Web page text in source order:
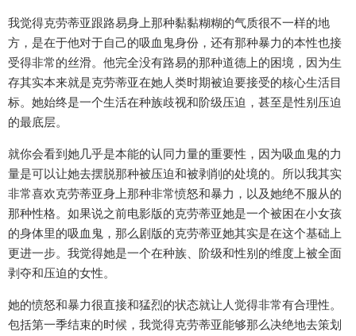
我觉得克劳蒂亚跟路易身上那种黏黏糊糊的气质很不一样的地
方，是在于他对于自己的吸血鬼身份，还有那种暴力的本性也接
受得非常的丝滑。他完全没有路易的那种道德上的困境，因为生
存其实本来就是克劳蒂亚在她人类时期被迫要接受的核心生活目
标。她始终是一个生活在种族歧视和阶级压迫，甚至是性别压迫
的最底层。
就你会看到她几乎是本能的认同力量的重要性，因为吸血鬼的力
量是可以让她去摆脱那种被压迫和被剥削的处境的。所以我其实
非常喜欢克劳蒂亚身上那种非常愤怒和暴力，以及她绝不服从的
那种性格。如果说之前电影版的克劳蒂亚她是一个被困在小女孩
的身体里的吸血鬼，那么剧版的克劳蒂亚她其实是在这个基础上
更进一步。我觉得她是一个在种族、阶级和性别的维度上被全面
剥夺和压迫的女性。
她的愤怒和暴力很直接和猛烈的状态就让人觉得非常有合理性。
包括第一季结束的时候，我觉得克劳蒂亚能够那么决绝地去策划